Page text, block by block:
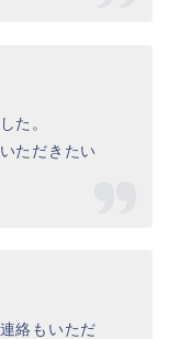
た。
ただきたい
絡もいただ